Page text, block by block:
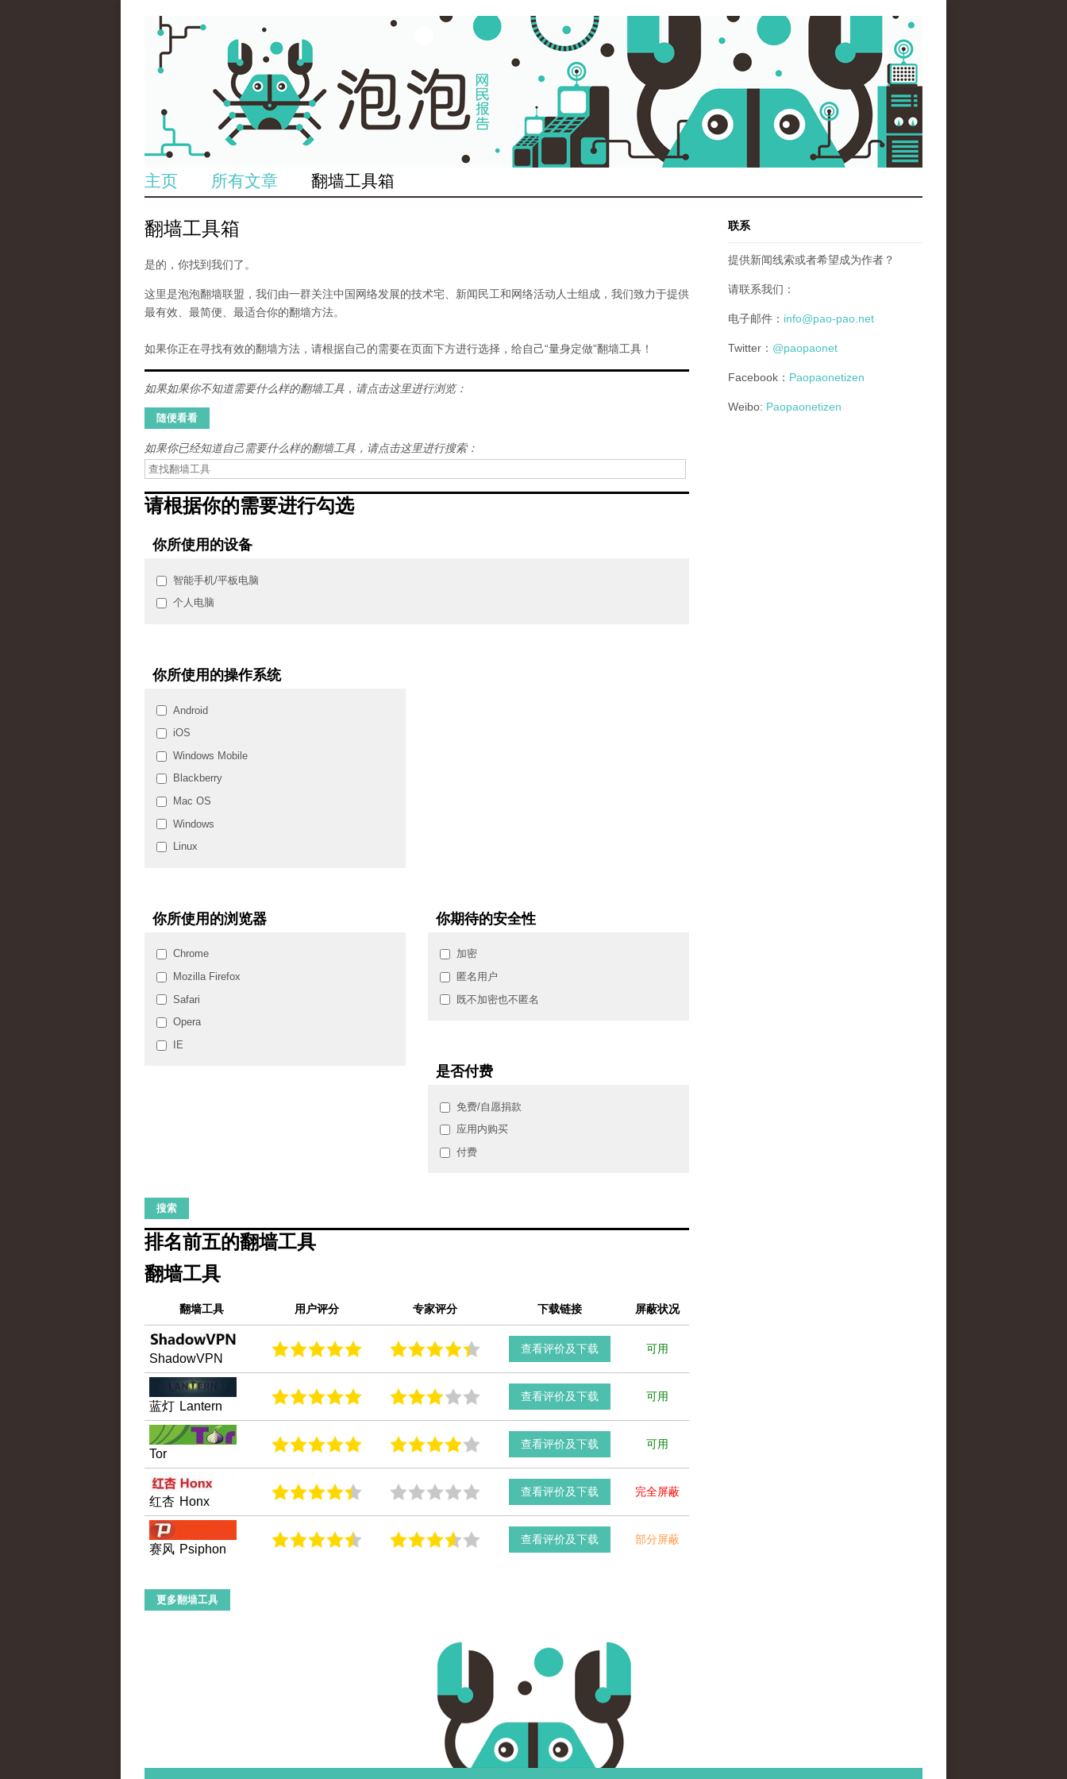
主页 所有文章 翻墙工具箱
翻墙工具箱
是的，你找到我们了。
这里是泡泡翻墙联盟，我们由一群关注中国网络发展的技术宅、新闻民工和网络活动人士组成，我们致力于提供
最有效、最简便、最适合你的翻墙方法。
如果你正在寻找有效的翻墙方法，请根据自己的需要在页面下方进行选择，给自己“量身定做”翻墙工具！
如果如果你不知道需要什么样的翻墙工具，请点击这里进行浏览：
如果你已经知道自己需要什么样的翻墙工具，请点击这里进行搜索：
请根据你的需要进行勾选
你所使用的设备
智能手机/平板电脑
个人电脑
你所使用的操作系统
Android
iOS
Windows Mobile
Blackberry
Mac OS
Windows
Linux
你所使用的浏览器
Chrome
Mozilla Firefox
Safari
Opera
IE
你期待的安全性
加密
匿名用户
既不加密也不匿名
是否付费
免费/自愿捐款
应用内购买
付费
排名前五的翻墙工具
翻墙工具
翻墙工具 用户评分 专家评分 下载链接 屏蔽状况
ShadowVPN
查看评价及下载 可用
蓝灯 Lantern
查看评价及下载 可用
Tor
查看评价及下载 可用
红杏 Honx
查看评价及下载 完全屏蔽
赛风 Psiphon
查看评价及下载 部分屏蔽
更多翻墙工具
联系
提供新闻线索或者希望成为作者？
请联系我们：
电子邮件： info@pao-pao.net
Twitter： @paopaonet
Facebook： Paopaonetizen
Weibo: Paopaonetizen